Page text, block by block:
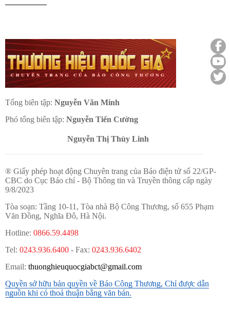
Tổng biên tập: Nguyễn Văn Minh
Phó tổng biên tập: Nguyễn Tiến Cường
Nguyễn Thị Thùy Linh
® Giấy phép hoạt động Chuyên trang của Báo điện tử số 22/GP-
CBC do Cục Báo chí - Bộ Thông tin và Truyền thông cấp ngày
9/8/2023
Tòa soạn: Tầng 10-11, Tòa nhà Bộ Công Thương, số 655 Phạm
Văn Đồng, Nghĩa Đô, Hà Nội.
Hotline: 0866.59.4498
Tel: 0243.936.6400 - Fax: 0243.936.6402
Email: thuonghieuquocgiabct@gmail.com
Quyền sở hữu bản quyền về Báo Công Thương, Chỉ được dẫn
nguồn khi có thoả thuận bằng văn bản.